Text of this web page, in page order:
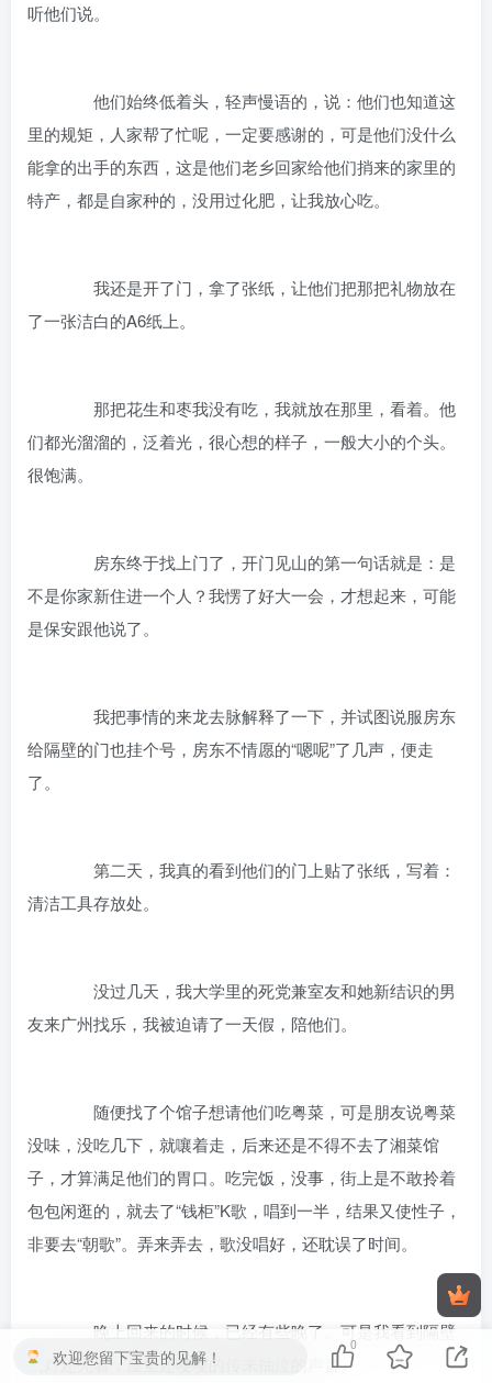
听他们说。
他们始终低着头，轻声慢语的，说：他们也知道这
里的规矩，人家帮了忙呢，一定要感谢的，可是他们没什么
能拿的出手的东西，这是他们老乡回家给他们捎来的家里的
特产，都是自家种的，没用过化肥，让我放心吃。
我还是开了门，拿了张纸，让他们把那把礼物放在
了一张洁白的A6纸上。
那把花生和枣我没有吃，我就放在那里，看着。他
们都光溜溜的，泛着光，很心想的样子，一般大小的个头。
很饱满。
房东终于找上门了，开门见山的第一句话就是：是
不是你家新住进一个人？我愣了好大一会，才想起来，可能
是保安跟他说了。
我把事情的来龙去脉解释了一下，并试图说服房东
给隔壁的门也挂个号，房东不情愿的“嗯呢”了几声，便走
了。
第二天，我真的看到他们的门上贴了张纸，写着：
清洁工具存放处。
没过几天，我大学里的死党兼室友和她新结识的男
友来广州找乐，我被迫请了一天假，陪他们。
随便找了个馆子想请他们吃粤菜，可是朋友说粤菜
没味，没吃几下，就嚷着走，后来还是不得不去了湘菜馆
子，才算满足他们的胃口。吃完饭，没事，街上是不敢拎着
包包闲逛的，就去了“钱柜”K歌，唱到一半，结果又使性子，
非要去“朝歌”。弄来弄去，歌没唱好，还耽误了时间。
晚上回来的时候，已经有些晚了。可是我看到隔壁
的灯还亮着，屋里还嘤嘤的传来抽泣的声音。
欢迎您留下宝贵的见解！
0